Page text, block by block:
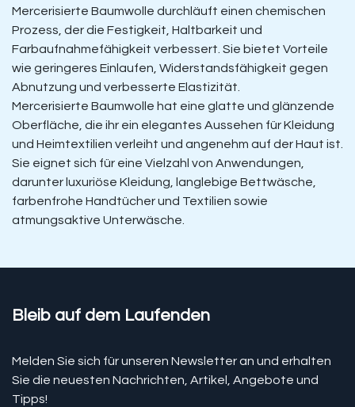
Mercerisierte Baumwolle durchläuft einen chemischen
Prozess, der die Festigkeit, Haltbarkeit und
Farbaufnahmefähigkeit verbessert. Sie bietet Vorteile
wie geringeres Einlaufen, Widerstandsfähigkeit gegen
Abnutzung und verbesserte Elastizität.
Mercerisierte Baumwolle hat eine glatte und glänzende
Oberfläche, die ihr ein elegantes Aussehen für Kleidung
und Heimtextilien verleiht und angenehm auf der Haut ist.
Sie eignet sich für eine Vielzahl von Anwendungen,
darunter luxuriöse Kleidung, langlebige Bettwäsche,
farbenfrohe Handtücher und Textilien sowie
atmungsaktive Unterwäsche.
Bleib auf dem Laufenden
Melden Sie sich für unseren Newsletter an und erhalten
Sie die neuesten Nachrichten, Artikel, Angebote und
Tipps!